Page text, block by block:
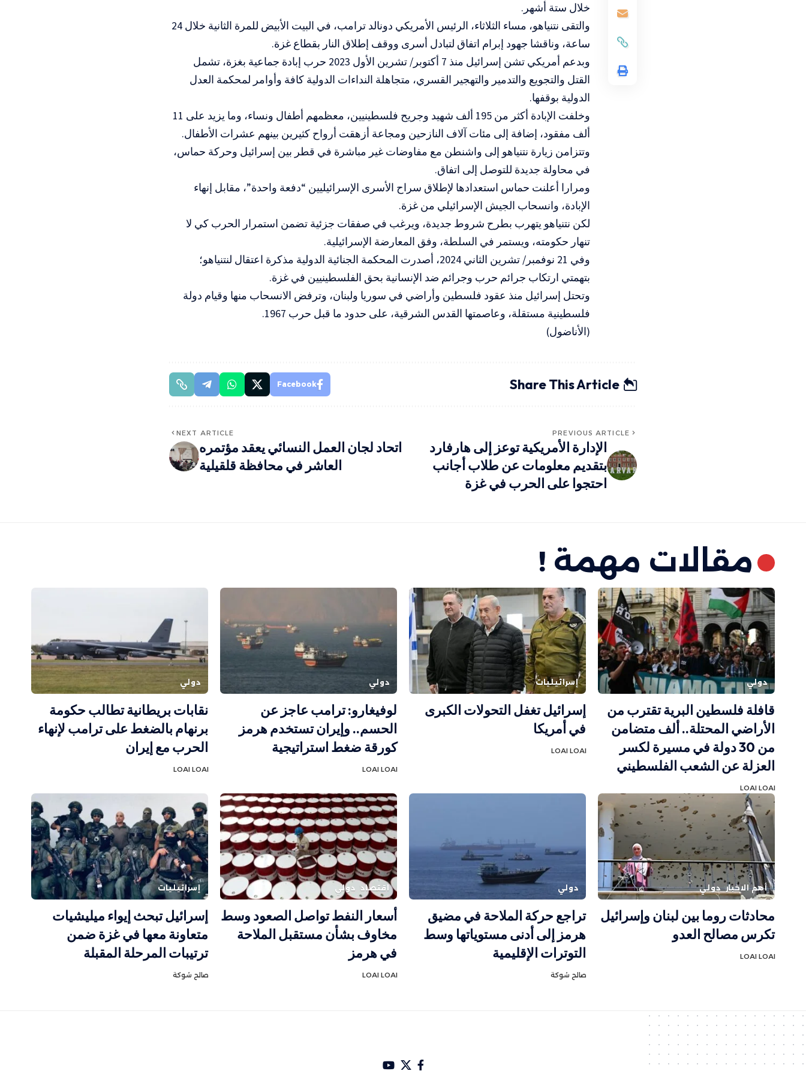
خلال ستة أشهر.
والتقى نتنياهو، مساء الثلاثاء، الرئيس الأمريكي دونالد ترامب، في البيت الأبيض للمرة الثانية خلال 24
ساعة، وناقشا جهود إبرام اتفاق لتبادل أسرى ووقف إطلاق النار بقطاع غزة.
وبدعم أمريكي تشن إسرائيل منذ 7 أكتوبر/ تشرين الأول 2023 حرب إبادة جماعية بغزة، تشمل
القتل والتجويع والتدمير والتهجير القسري، متجاهلة النداءات الدولية كافة وأوامر لمحكمة العدل
الدولية بوقفها.
وخلفت الإبادة أكثر من 195 ألف شهيد وجريح فلسطينيين، معظمهم أطفال ونساء، وما يزيد على 11
ألف مفقود، إضافة إلى مئات آلاف النازحين ومجاعة أزهقت أرواح كثيرين بينهم عشرات الأطفال.
وتتزامن زيارة نتنياهو إلى واشنطن مع مفاوضات غير مباشرة في قطر بين إسرائيل وحركة حماس،
في محاولة جديدة للتوصل إلى اتفاق.
ومرارا أعلنت حماس استعدادها لإطلاق سراح الأسرى الإسرائيليين “دفعة واحدة”، مقابل إنهاء
الإبادة، وانسحاب الجيش الإسرائيلي من غزة.
لكن نتنياهو يتهرب بطرح شروط جديدة، ويرغب في صفقات جزئية تضمن استمرار الحرب كي لا
تنهار حكومته، ويستمر في السلطة، وفق المعارضة الإسرائيلية.
وفي 21 نوفمبر/ تشرين الثاني 2024، أصدرت المحكمة الجنائية الدولية مذكرة اعتقال لنتنياهو؛
بتهمتي ارتكاب جرائم حرب وجرائم ضد الإنسانية بحق الفلسطينيين في غزة.
وتحتل إسرائيل منذ عقود فلسطين وأراضي في سوريا ولبنان، وترفض الانسحاب منها وقيام دولة
فلسطينية مستقلة، وعاصمتها القدس الشرقية، على حدود ما قبل حرب 1967.
(الأناضول)
Share This Article
Facebook
PREVIOUS ARTICLE
الإدارة الأمريكية توعز إلى هارفارد
بتقديم معلومات عن طلاب أجانب
احتجوا على الحرب في غزة
NEXT ARTICLE
اتحاد لجان العمل النسائي يعقد مؤتمره
العاشر في محافظة قلقيلية
مقالات مهمة !
دولي
قافلة فلسطين البرية تقترب من
الأراضي المحتلة.. ألف متضامن
من 30 دولة في مسيرة لكسر
العزلة عن الشعب الفلسطيني
LOAI LOAI
إسرائيليات
إسرائيل تغفل التحولات الكبرى
في أمريكا
LOAI LOAI
دولي
لوفيغارو: ترامب عاجز عن
الحسم.. وإيران تستخدم هرمز
كورقة ضغط استراتيجية
LOAI LOAI
دولي
نقابات بريطانية تطالب حكومة
برنهام بالضغط على ترامب لإنهاء
الحرب مع إيران
LOAI LOAI
أهم الاخبار دولي
محادثات روما بين لبنان وإسرائيل
تكرس مصالح العدو
LOAI LOAI
دولي
تراجع حركة الملاحة في مضيق
هرمز إلى أدنى مستوياتها وسط
التوترات الإقليمية
صالح شوكة
اقتصاد دولي
أسعار النفط تواصل الصعود وسط
مخاوف بشأن مستقبل الملاحة
في هرمز
LOAI LOAI
إسرائيليات
إسرائيل تبحث إيواء ميليشيات
متعاونة معها في غزة ضمن
ترتيبات المرحلة المقبلة
صالح شوكة